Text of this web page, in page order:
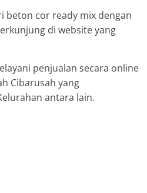
beton cor ready mix dengan
di website yang
penjualan secara online
Cibarusah yang
antara lain.